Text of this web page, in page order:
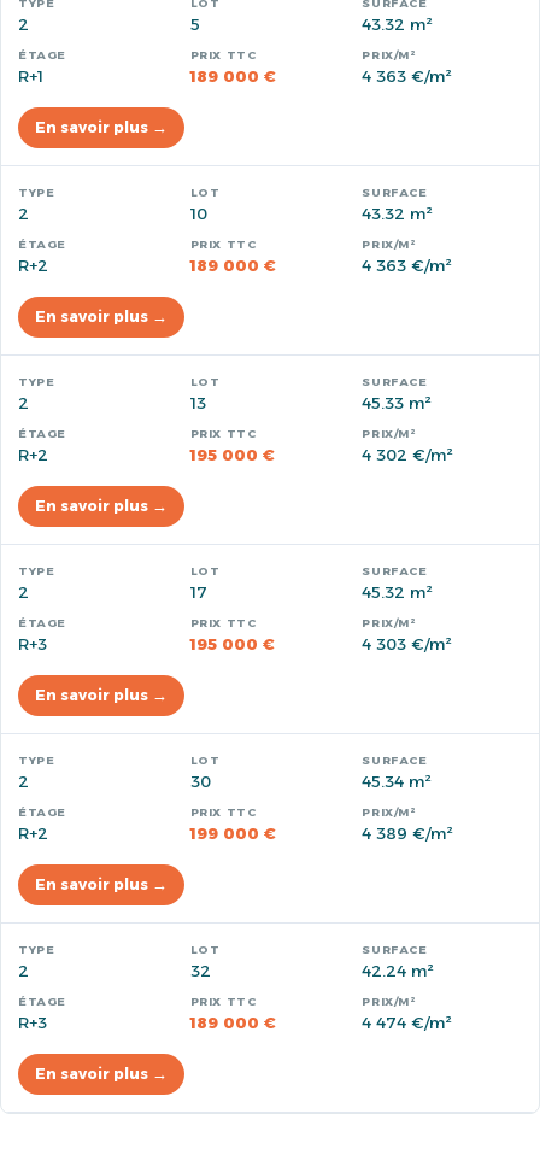
2 5 43.32 m²
R+1 189 000 € 4 363 €/m²
En savoir plus →
2 10 43.32 m²
R+2 189 000 € 4 363 €/m²
En savoir plus →
2 13 45.33 m²
R+2 195 000 € 4 302 €/m²
En savoir plus →
2 17 45.32 m²
R+3 195 000 € 4 303 €/m²
En savoir plus →
2 30 45.34 m²
R+2 199 000 € 4 389 €/m²
En savoir plus →
2 32 42.24 m²
R+3 189 000 € 4 474 €/m²
En savoir plus →